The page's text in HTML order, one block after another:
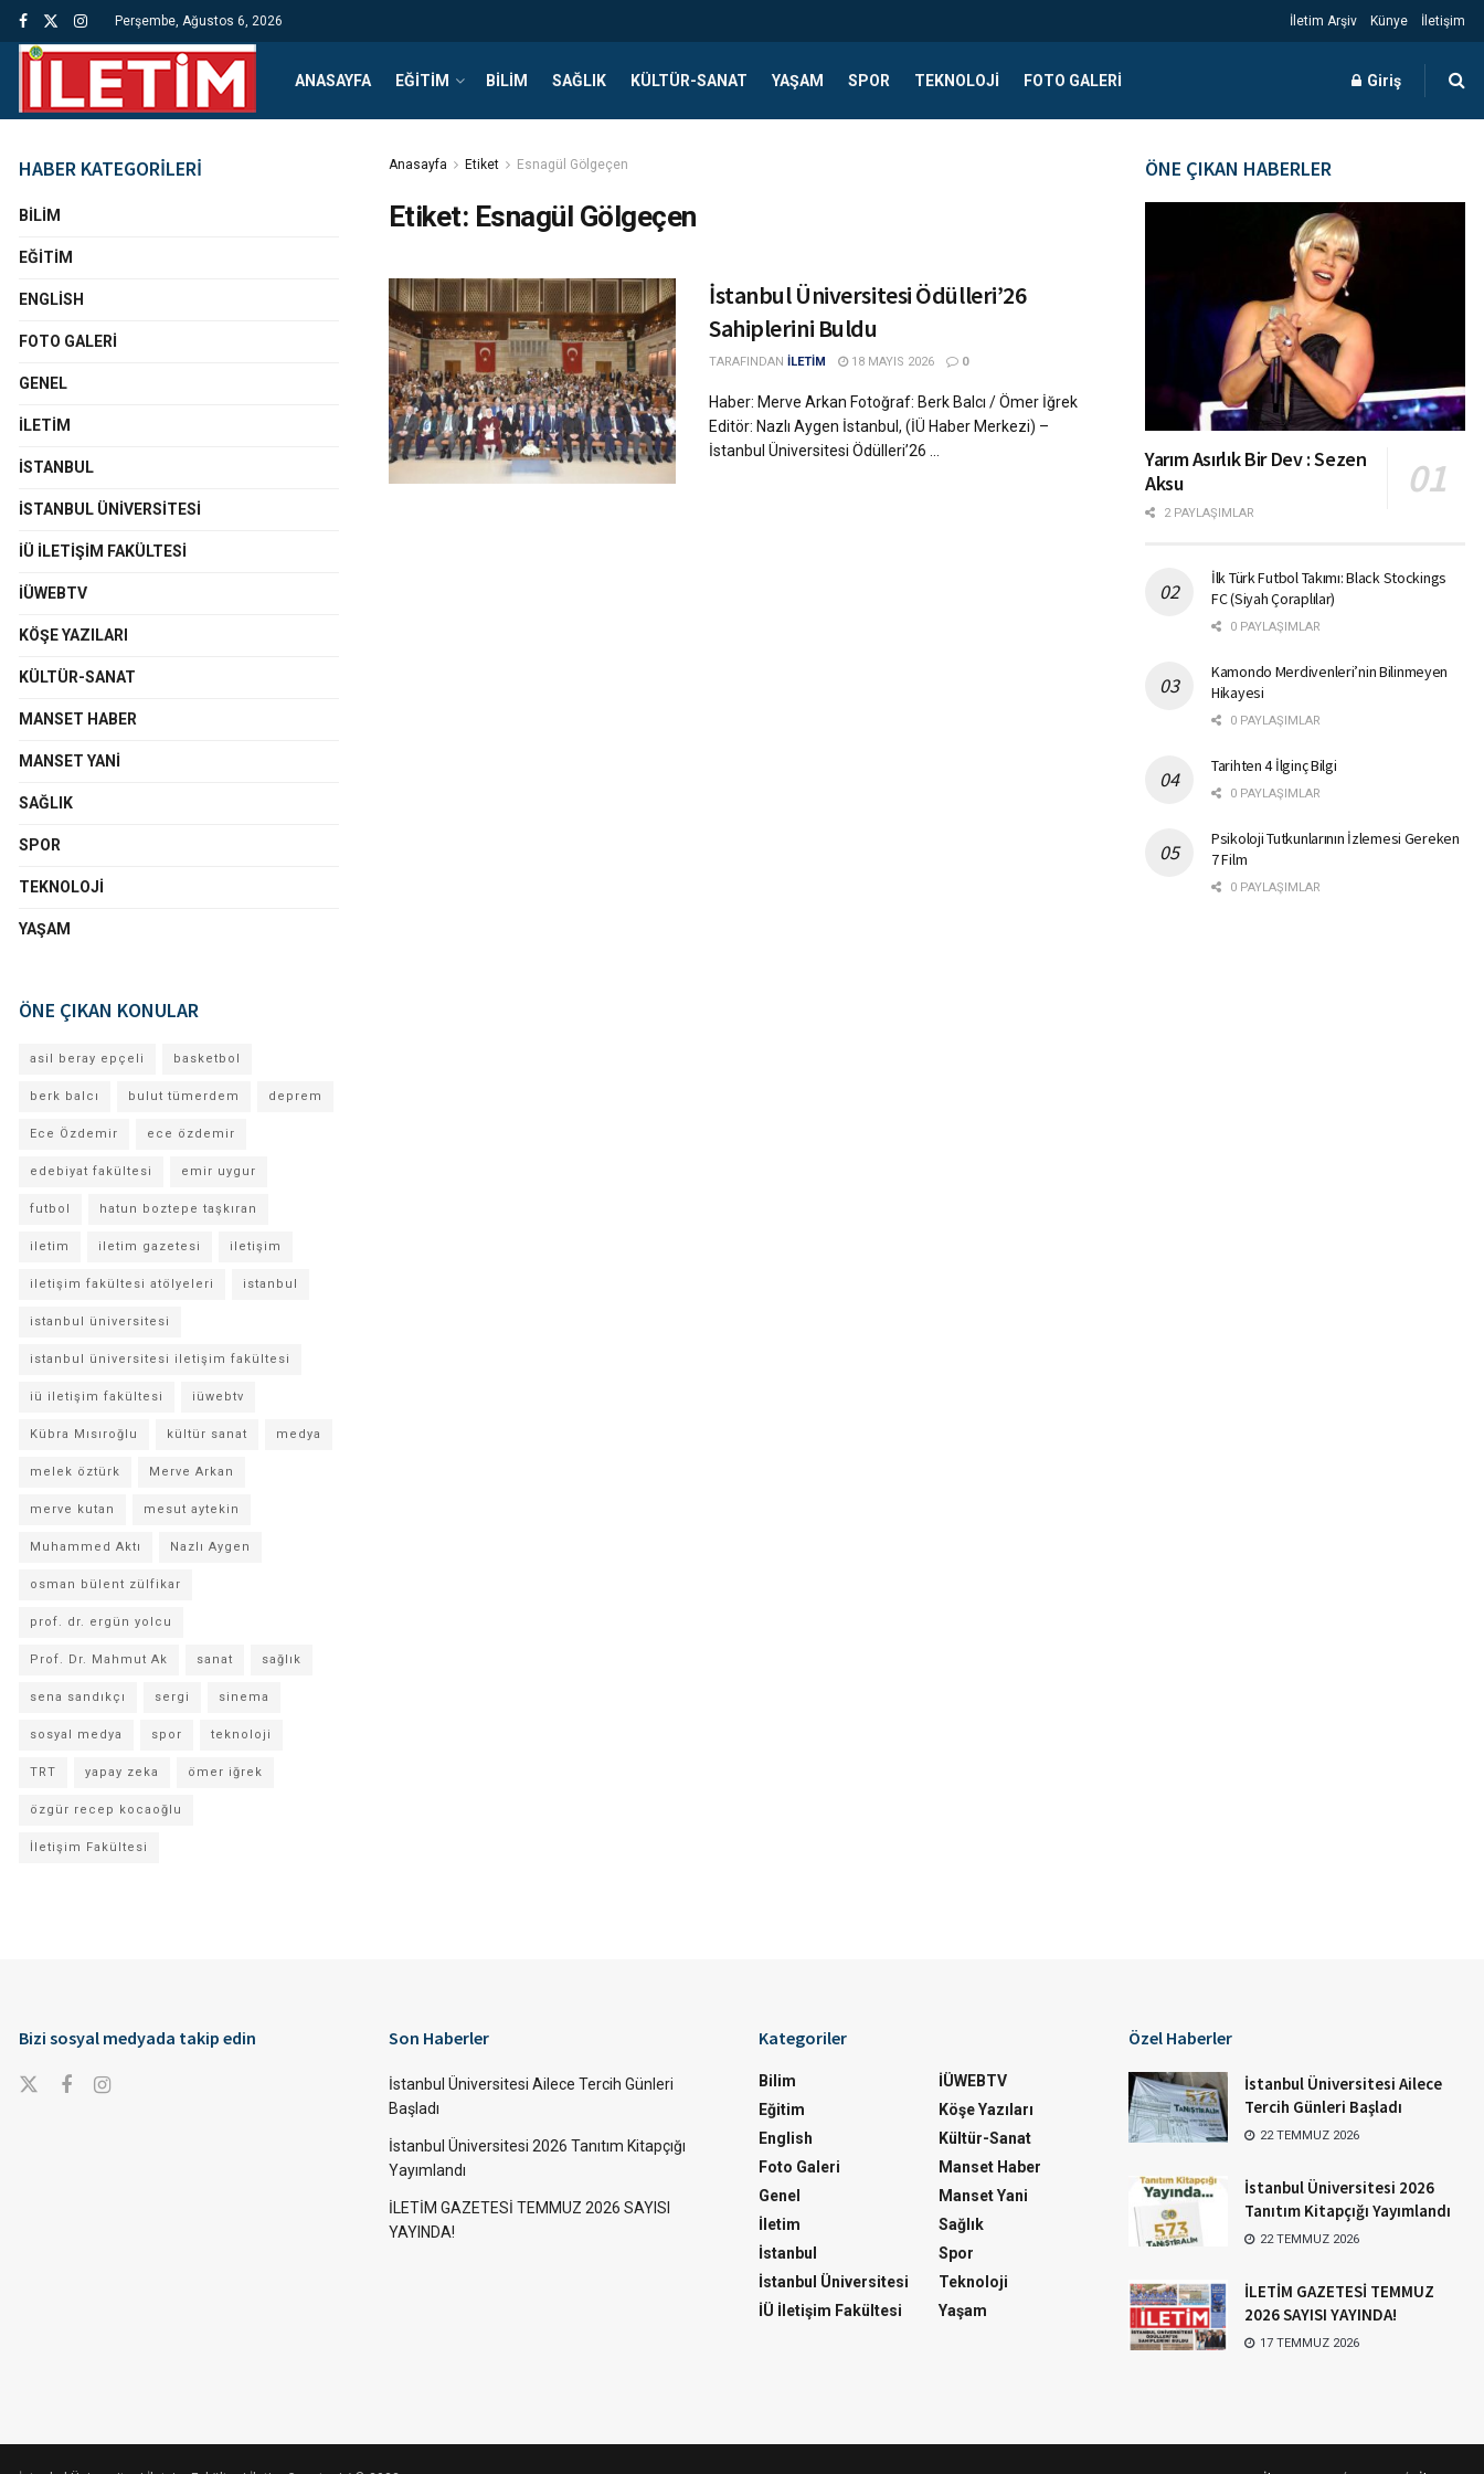
Perşembe, Ağustos 6, 2026 İletim Arşiv Künye İletişim
ANASAYFA EĞITIM BILIM SAĞLIK KÜLTÜR-SANAT YAŞAM SPOR TEKNOLOJI FOTO GALERI Giriş
Anasayfa Etiket Esnagül Gölgeçen
Etiket: Esnagül Gölgeçen
İstanbul Üniversitesi Ödülleri’26
Sahiplerini Buldu
TARAFINDAN İLETİM 18 MAYIS 2026 0
Haber: Merve Arkan Fotoğraf: Berk Balcı / Ömer İğrek
Editör: Nazlı Aygen İstanbul, (İÜ Haber Merkezi) –
İstanbul Üniversitesi Ödülleri’26 ...
HABER KATEGORİLERİ
BILIM
EĞITIM
ENGLISH
FOTO GALERI
GENEL
İLETIM
İSTANBUL
İSTANBUL ÜNIVERSITESI
İÜ İLETIŞIM FAKÜLTESI
İÜWEBTV
KÖŞE YAZILARI
KÜLTÜR-SANAT
MANSET HABER
MANSET YANI
SAĞLIK
SPOR
TEKNOLOJI
YAŞAM
ÖNE ÇIKAN KONULAR
asil beray epçeli basketbol
berk balcı bulut tümerdem deprem
Ece Özdemir ece özdemir
edebiyat fakültesi emir uygur
futbol hatun boztepe taşkıran
iletim iletim gazetesi iletişim
iletişim fakültesi atölyeleri istanbul
istanbul üniversitesi
istanbul üniversitesi iletişim fakültesi
iü iletişim fakültesi iüwebtv
Kübra Mısıroğlu kültür sanat medya
melek öztürk Merve Arkan
merve kutan mesut aytekin
Muhammed Aktı Nazlı Aygen
osman bülent zülfikar
prof. dr. ergün yolcu
Prof. Dr. Mahmut Ak sanat sağlık
sena sandıkçı sergi sinema
sosyal medya spor teknoloji
TRT yapay zeka ömer iğrek
özgür recep kocaoğlu
İletişim Fakültesi
ÖNE ÇIKAN HABERLER
Yarım Asırlık Bir Dev : Sezen
Aksu
2 PAYLAŞIMLAR
İlk Türk Futbol Takımı: Black Stockings
FC (Siyah Çoraplılar)
0 PAYLAŞIMLAR
Kamondo Merdivenleri’nin Bilinmeyen
Hikayesi
0 PAYLAŞIMLAR
Tarihten 4 İlginç Bilgi
0 PAYLAŞIMLAR
Psikoloji Tutkunlarının İzlemesi Gereken
7 Film
0 PAYLAŞIMLAR
Bizi sosyal medyada takip edin Son Haberler
İstanbul Üniversitesi Ailece Tercih Günleri
Başladı
İstanbul Üniversitesi 2026 Tanıtım Kitapçığı
Yayımlandı
İLETİM GAZETESİ TEMMUZ 2026 SAYISI
YAYINDA!
Kategoriler
Bilim
Eğitim
English
Foto Galeri
Genel
İletim
İstanbul
İstanbul Üniversitesi
İÜ İletişim Fakültesi
İÜWEBTV
Köşe Yazıları
Kültür-Sanat
Manset Haber
Manset Yani
Sağlık
Spor
Teknoloji
Yaşam
Özel Haberler
İstanbul Üniversitesi Ailece
Tercih Günleri Başladı
22 TEMMUZ 2026
İstanbul Üniversitesi 2026
Tanıtım Kitapçığı Yayımlandı
22 TEMMUZ 2026
İLETİM GAZETESİ TEMMUZ
2026 SAYISI YAYINDA!
17 TEMMUZ 2026